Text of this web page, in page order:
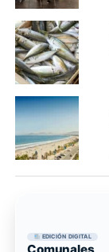
EDICIÓN DIGITAL